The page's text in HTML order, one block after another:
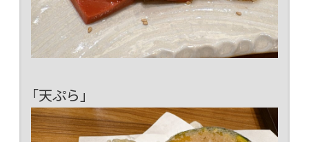
「天ぷら」